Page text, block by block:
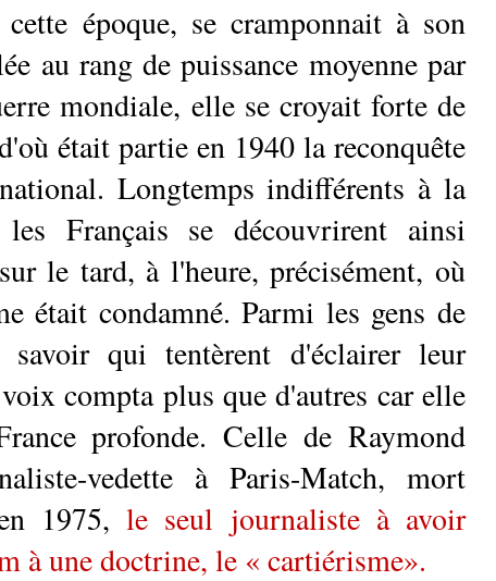
époque, se cramponnait à son
au rang de puissance moyenne par
mondiale, elle se croyait forte de
était partie en 1940 la reconquête
Longtemps indifférents à la
les Français se découvrirent ainsi
le tard, à l'heure, précisément, où
était condamné. Parmi les gens de
qui tentèrent d'éclairer leur
compta plus que d'autres car elle
profonde. Celle de Raymond
vedette à Paris-Match, mort
1975, le seul journaliste à avoir
à une doctrine, le « cartiérisme».